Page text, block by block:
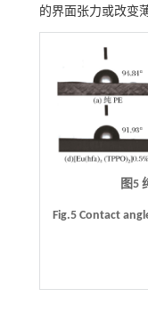
的界面张力或改变
图5
Fig.5 Contact